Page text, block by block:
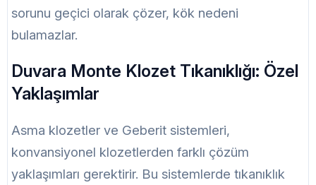
sorunu geçici olarak çözer, kök nedeni
bulamazlar.
Duvara Monte Klozet Tıkanıklığı: Özel
Yaklaşımlar
Asma klozetler ve Geberit sistemleri,
konvansiyonel klozetlerden farklı çözüm
yaklaşımları gerektirir. Bu sistemlerde tıkanıklık